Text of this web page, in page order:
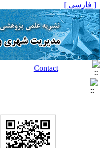
[ فارسی ]
Contact